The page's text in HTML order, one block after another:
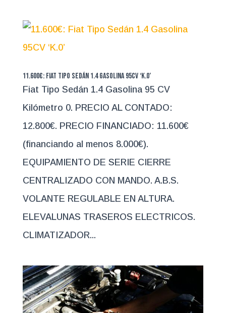
11.600€: Fiat Tipo Sedán 1.4 Gasolina 95CV ‘K.0’
Fiat Tipo Sedán 1.4 Gasolina 95 CV
Kilómetro 0. PRECIO AL CONTADO:
12.800€. PRECIO FINANCIADO: 11.600€
(financiando al menos 8.000€).
EQUIPAMIENTO DE SERIE CIERRE
CENTRALIZADO CON MANDO. A.B.S.
VOLANTE REGULABLE EN ALTURA.
ELEVALUNAS TRASEROS ELECTRICOS.
CLIMATIZADOR...